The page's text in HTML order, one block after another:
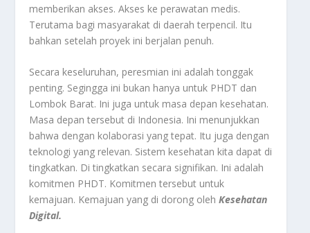
memberikan akses. Akses ke perawatan medis.
Terutama bagi masyarakat di daerah terpencil. Itu
bahkan setelah proyek ini berjalan penuh.
Secara keseluruhan, peresmian ini adalah tonggak
penting. Segingga ini bukan hanya untuk PHDT dan
Lombok Barat. Ini juga untuk masa depan kesehatan.
Masa depan tersebut di Indonesia. Ini menunjukkan
bahwa dengan kolaborasi yang tepat. Itu juga dengan
teknologi yang relevan. Sistem kesehatan kita dapat di
tingkatkan. Di tingkatkan secara signifikan. Ini adalah
komitmen PHDT. Komitmen tersebut untuk
kemajuan. Kemajuan yang di dorong olehKesehatan
Digital.